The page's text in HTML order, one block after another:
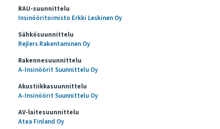
RAU-suunnittelu
Insinööritoimisto Erkki Leskinen Oy
Sähkösuunnittelu
Rejlers Rakentaminen Oy
Rakennesuunnittelu
A-Insinöörit Suunnittelu Oy
Akustiikkasuunnittelu
A-Insinöörit Suunnittelu Oy
AV-laitesuunnittelu
Atea Finland Oy